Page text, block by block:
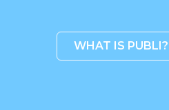
WHAT IS PUBLI?